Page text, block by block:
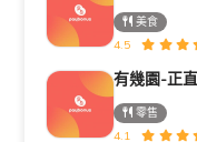
美食
4.5
有幾園-正
零售
4.1